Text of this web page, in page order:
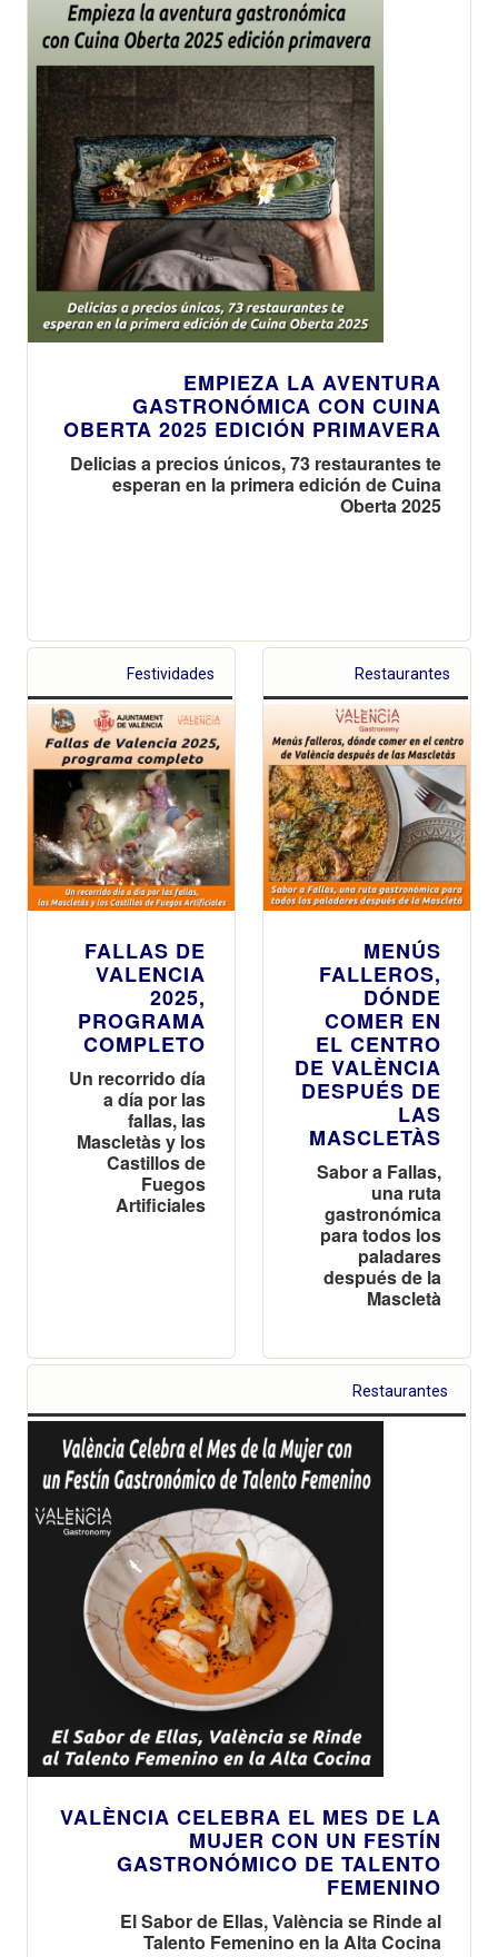
EMPIEZA LA AVENTURA
GASTRONÓMICA CON CUINA
OBERTA 2025 EDICIÓN PRIMAVERA
Delicias a precios únicos, 73 restaurantes te
esperan en la primera edición de Cuina
Oberta 2025
Festividades
FALLAS DE
VALENCIA
2025,
PROGRAMA
COMPLETO
Un recorrido día
a día por las
fallas, las
Mascletàs y los
Castillos de
Fuegos
Artificiales
Restaurantes
MENÚS
FALLEROS,
DÓNDE
COMER EN
EL CENTRO
DE VALÈNCIA
DESPUÉS DE
LAS
MASCLETÀS
Sabor a Fallas,
una ruta
gastronómica
para todos los
paladares
después de la
Mascletà
Restaurantes
VALÈNCIA CELEBRA EL MES DE LA
MUJER CON UN FESTÍN
GASTRONÓMICO DE TALENTO
FEMENINO
El Sabor de Ellas, València se Rinde al
Talento Femenino en la Alta Cocina